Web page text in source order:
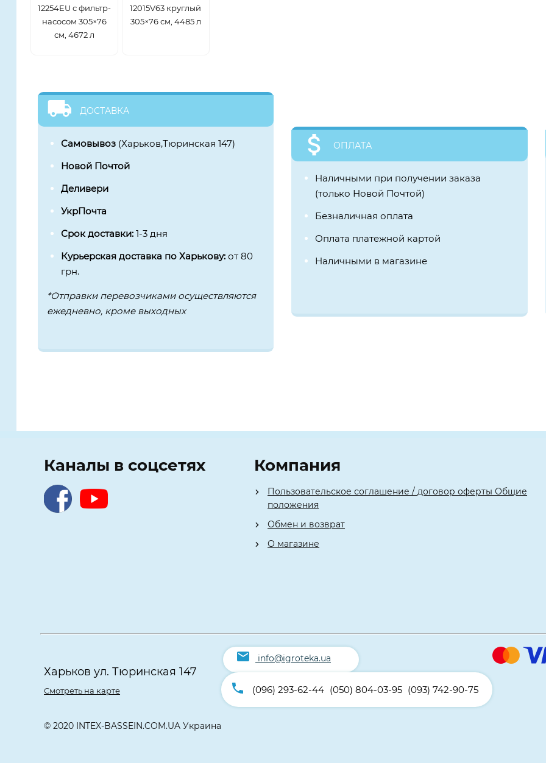
12254EU с фильтр-
насосом 305×76
см, 4672 л
12015V63 круглый
305×76 см, 4485 л
ДОСТАВКА
Самовывоз (Харьков,Тюринская 147)
Новой Почтой
Деливери
УкрПочта
Срок доставки:1-3 дня
Курьерская доставка по Харькову:от 80
грн.
*Отправки перевозчиками осуществляются
ежедневно, кроме выходных
ОПЛАТА
Наличными при получении заказа
(только Новой Почтой)
Безналичная оплата
Оплата платежной картой
Наличными в магазине
Каналы в соцсетях Компания
Пользовательское соглашение / договор оферты Общие
положения
Обмен и возврат
О магазине
Харьков ул. Тюринская 147
Смотреть на карте
info@igroteka.ua
(096) 293-62-44 (050) 804-03-95 (093) 742-90-75
© 2020 INTEX-BASSEIN.COM.UA Украина